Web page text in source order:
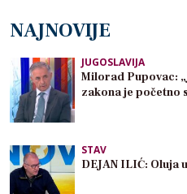
NAJNOVIJE
JUGOSLAVIJA
Milorad Pupovac:
zakona je početno
STAV
DEJAN ILIĆ: Oluja